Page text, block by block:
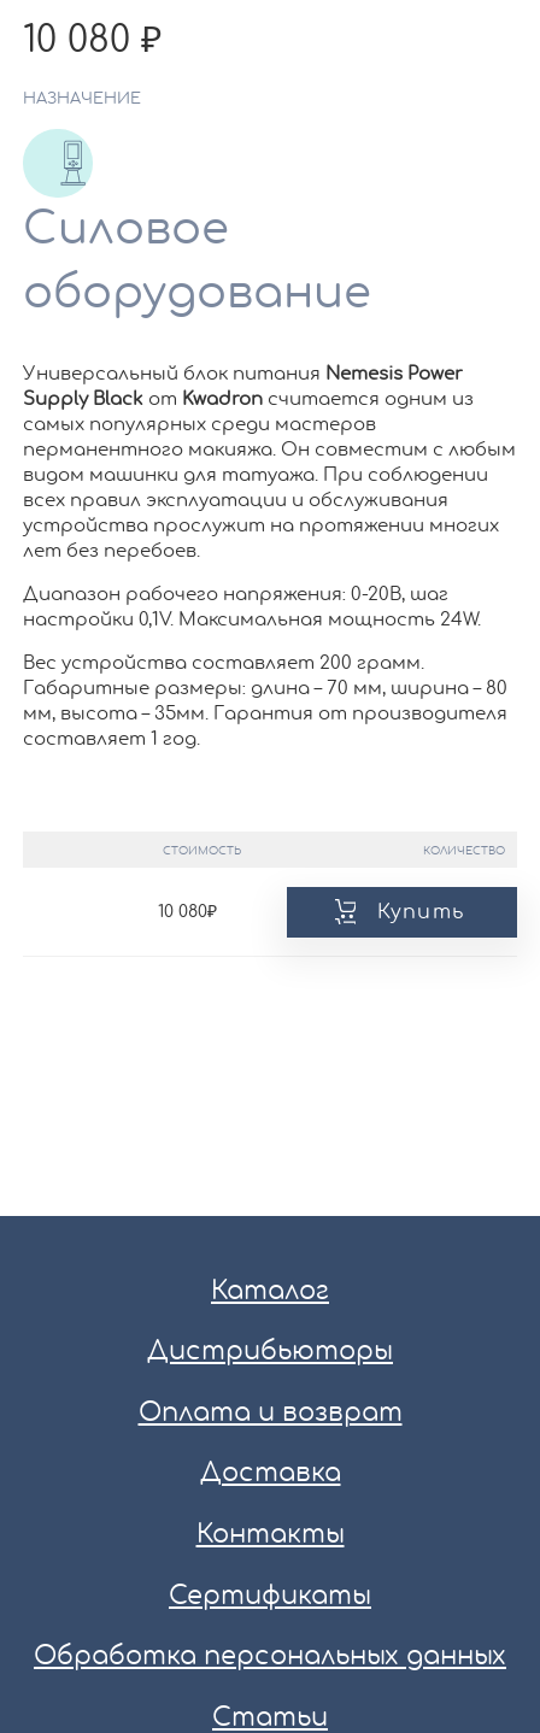
10 080
НАЗНАЧЕНИЕ
Силовое
оборудование
Универсальный блок питания Nemesis Power
Supply Blackот Kwadronсчитается одним из
самых популярных среди мастеров
перманентного макияжа. Он совместим с любым
видом машинки для татуажа. При соблюдении
всех правил эксплуатации и обслуживания
устройства прослужит на протяжении многих
лет без перебоев.
Диапазон рабочего напряжения: 0-20В, шаг
настройки 0,1V. Максимальная мощность 24W.
Вес устройства составляет 200 грамм.
Габаритные размеры: длина – 70 мм, ширина – 80
мм, высота – 35мм. Гарантия от производителя
составляет 1 год.
СТОИМОСТЬ КОЛИЧЕСТВО
10 080 Купить
Каталог
Дистрибьюторы
Оплата и возврат
Доставка
Контакты
Сертификаты
Обработка персональных данных
Статьи